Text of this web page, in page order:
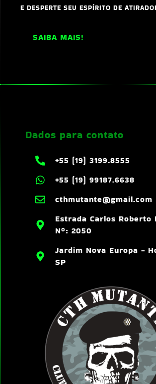
E DESPERTE SEU ESPÍRITO DE
SAIBA MAIS!
Dados para contato
+55 (19) 3199.8555
+55 (19) 99187.6638
cthmutante@gmail.com
Estrada Carlos Roberto
Nº: 2050
Jardim Nova Europa -
SP